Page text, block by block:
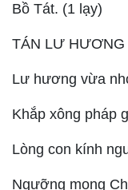
Bồ Tát. (1 lạy)
TÁN LƯ HƯƠNG
Lư hương vừa
Khắp xông pháp
Lòng con kính
Ngưỡng mong